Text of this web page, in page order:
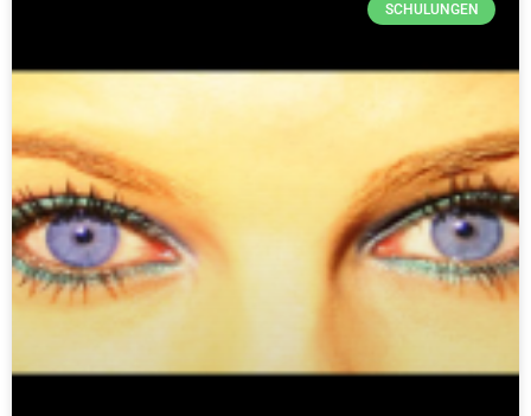
SCHULUNGEN